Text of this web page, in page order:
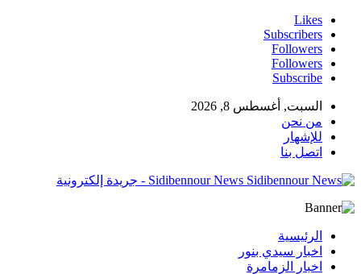
Likes
Subscribers
Followers
Followers
Subscribe
السبت, أغسطس 8, 2026
من نحن
للإشهار
اتصل بنا
Sidibennour News - جريدة إلكترونية
الرئيسية
اخبار سيدي بنور
اخبار الزمامرة